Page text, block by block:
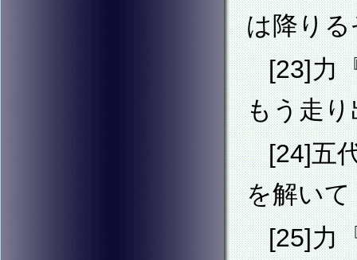
は降りる
[23]力
もう走
[24]五
を解い
[25]力